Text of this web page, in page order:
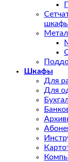
Шкафы
Для
Для